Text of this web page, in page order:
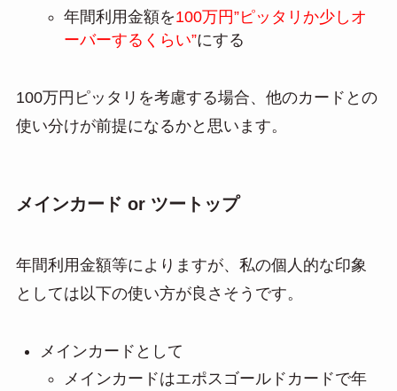
年間利用金額を100万円”ピッタリか少しオ
ーバーするくらい”にする
100万円ピッタリを考慮する場合、他のカードとの
使い分けが前提になるかと思います。
メインカード or ツートップ
年間利用金額等によりますが、私の個人的な印象
としては以下の使い方が良さそうです。
メインカードとして
メインカードはエポスゴールドカードで年